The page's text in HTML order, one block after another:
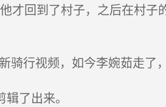
回到了村子，之后在村子
行视频，如今李婉茹走了
了出来。